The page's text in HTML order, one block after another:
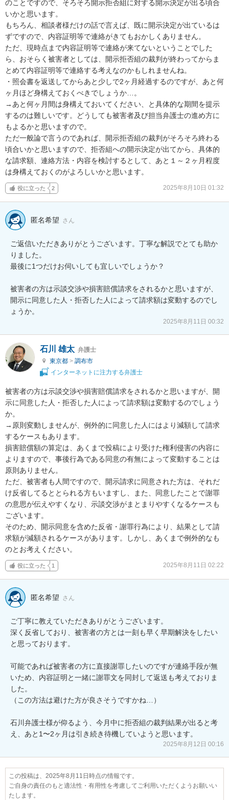
のことですので、そろそろ開示拒否組に対する開示決定が出る頃合
いかと思います。
もちろん、相談者様だけの話で言えば、既に開示決定が出ているは
ずですので、内容証明等で連絡がきてもおかしくありません。
ただ、現時点まで内容証明等で連絡が来てないということでした
ら、おそらく被害者としては、開示拒否組の裁判が終わってからま
とめて内容証明等で連絡する考えなのかもしれませんね。
・照会書を返送してからあと少しで2ヶ月経過するのですが、あと何
ヶ月ほど身構えておくべきでしょうか…。
→あと何ヶ月間は身構えておいてください、と具体的な期間を提示
するのは難しいです。どうしても被害者及び担当弁護士の進め方に
もよるかと思いますので。
ただ一般論で言うのであれば、開示拒否組の裁判がそろそろ終わる
頃合いかと思いますので、拒否組への開示決定が出てから、具体的
な請求額、連絡方法・内容を検討するとして、あと１～２ヶ月程度
は身構えておくのがよろしいかと思います。
役に立った 2 2025年8月10日 01:32
匿名希望 さん
ご返信いただきありがとうございます。丁寧な解説でとても助か
りました。
最後に1つだけお伺いしても宜しいでしょうか？
被害者の方は示談交渉や損害賠償請求をされるかと思いますが、
開示に同意した人・拒否した人によって請求額は変動するのでし
ょうか。
2025年8月11日 00:32
石川 雄太 弁護士
東京都 > 調布市
インターネットに注力する弁護士
被害者の方は示談交渉や損害賠償請求をされるかと思いますが、開
示に同意した人・拒否した人によって請求額は変動するのでしょう
か。
→原則変動しませんが、例外的に同意した人にはより減額して請求
するケースもあります。
損害賠償額の算定は、あくまで投稿により受けた権利侵害の内容に
よりますので、事後行為である同意の有無によって変動することは
原則ありません。
ただ、被害者も人間ですので、開示請求に同意された方は、それだ
け反省してるととられる方もいますし、また、同意したことで謝罪
の意思が伝えやすくなり、示談交渉がまとまりやすくなるケースも
ございます。
そのため、開示同意を含めた反省・謝罪行為により、結果として請
求額が減額されるケースがあります。しかし、あくまで例外的なも
のとお考えください。
役に立った 1 2025年8月11日 02:22
匿名希望 さん
ご丁寧に教えていただきありがとうございます。
深く反省しており、被害者の方とは一刻も早く早期解決をしたい
と思っております。
可能であれば被害者の方に直接謝罪したいのですが連絡手段が無
いため、内容証明と一緒に謝罪文を同封して返送も考えておりま
した。
（この方法は避けた方が良さそうですかね…）
石川弁護士様が仰るよう、今月中に拒否組の裁判結果が出ると考
え、あと1〜2ヶ月は引き続き待機していようと思います。
2025年8月12日 00:16
この投稿は、2025年8月11日時点の情報です。
ご自身の責任のもと適法性・有用性を考慮してご利用いただくようお願いい
たします。